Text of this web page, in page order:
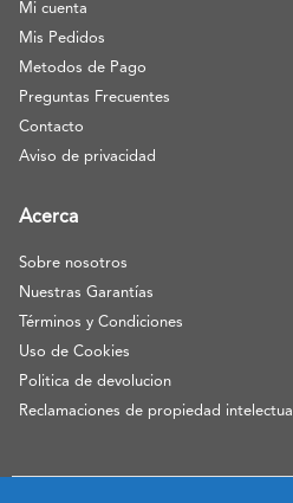
Mi cuenta
Mis Pedidos
Metodos de Pago
Preguntas Frecuentes
Contacto
Aviso de privacidad
Acerca
Sobre nosotros
Nuestras Garantías
Términos y Condiciones
Uso de Cookies
Politica de devolucion
Reclamaciones de propiedad intelectual